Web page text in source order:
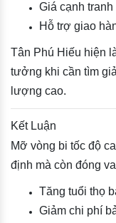
Giá cạnh tranh
Hỗ trợ giao
Tân Phú Hiếu hiện
tưởng khi cần tìm
lượng cao.
Kết Luận
Mỡ vòng bi tốc độ
định mà còn đóng
Tăng tuổi thọ
Giảm chi phí